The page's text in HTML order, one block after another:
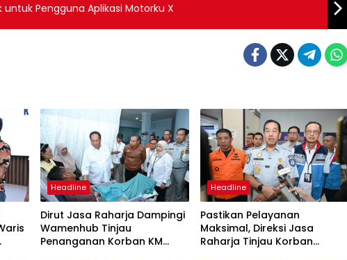
untuk Pengguna Aplikasi Motorku X
Headline
Dirut Jasa Raharja Dampingi
Wamenhub Tinjau
Penanganan Korban KM
Headline
Pastikan Pelayanan
Maksimal, Direksi Jasa
Raharja Tinjau Korban